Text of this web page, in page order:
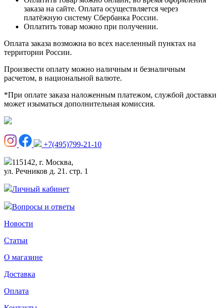
заказа на сайте. Оплата осуществляется через
платёжную систему Сбербанка России.
Оплатить товар можно при получении.
Оплата заказа возможна во всех населенный пунктах на
территории России.
Произвести оплату можно наличным и безналичным
расчетом, в национальной валюте.
*При оплате заказа наложенным платежом, службой доставки
может изыматься дополнительная комиссия.
+7(495)799-21-10
115142, г. Москва,
ул. Речников д. 21. стр. 1
Личный кабинет
Вопросы и ответы
Новости
Статьи
О магазине
Доставка
Оплата